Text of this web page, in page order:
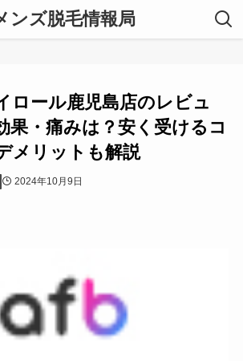
ンズ脱毛情報局
ロール鹿児島店のレビュ
果・痛みは？安く受けるコ
メリットも解説
2024年10月9日